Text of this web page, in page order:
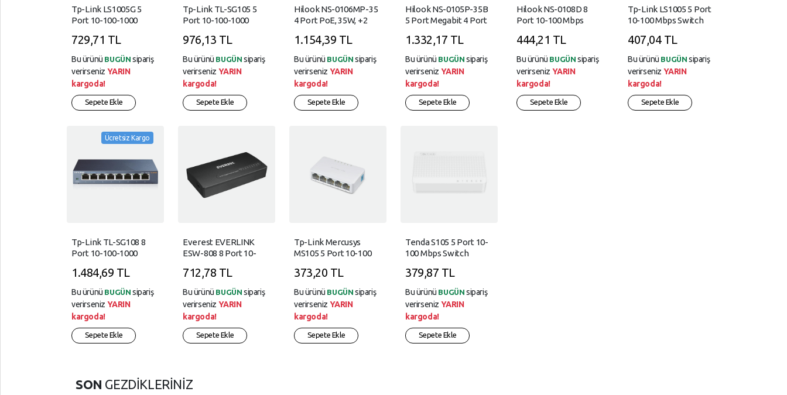
AKSESUARLARI
Tp-Link LS1005G 5
Port 10-100-1000
Kasa
729,71 TL
Bu ürünü BUGÜN sipariş
verirseniz YARIN
kargoda!
Sepete Ekle
Tp-Link TL-SG105 5
Port 10-100-1000
Kasa
976,13 TL
Bu ürünü BUGÜN sipariş
verirseniz YARIN
kargoda!
Sepete Ekle
Hilook NS-0106MP-35
4 Port PoE, 35W, +2
Switch
1.154,39 TL
Bu ürünü BUGÜN sipariş
verirseniz YARIN
kargoda!
Sepete Ekle
Hilook NS-0105P-35B
5 Port Megabit 4 Port
Megabit UplinkSwitch
1.332,17 TL
Bu ürünü BUGÜN sipariş
verirseniz YARIN
kargoda!
Sepete Ekle
Hilook NS-0108D 8
Port 10-100 Mbps
444,21 TL
Bu ürünü BUGÜN sipariş
verirseniz YARIN
kargoda!
Sepete Ekle
Tp-Link LS1005 5 Port
10-100 Mbps Switch
407,04 TL
Bu ürünü BUGÜN sipariş
verirseniz YARIN
kargoda!
Sepete Ekle
Ücretsiz Kargo
Tp-Link TL-SG108 8
Port 10-100-1000
Kasa
1.484,69 TL
Bu ürünü BUGÜN sipariş
verirseniz YARIN
kargoda!
Sepete Ekle
Everest EVERLINK
ESW-808 8 Port 10-
Ethernet Masaüstü
Ethernet Switch Hub
712,78 TL
Bu ürünü BUGÜN sipariş
verirseniz YARIN
kargoda!
Sepete Ekle
Tp-Link Mercusys
MS105 5 Port 10-100
Kasa
373,20 TL
Bu ürünü BUGÜN sipariş
verirseniz YARIN
kargoda!
Sepete Ekle
Tenda S105 5 Port 10-
100 Mbps Switch
379,87 TL
Bu ürünü BUGÜN sipariş
verirseniz YARIN
kargoda!
Sepete Ekle
SON GEZDİKLERİNİZ